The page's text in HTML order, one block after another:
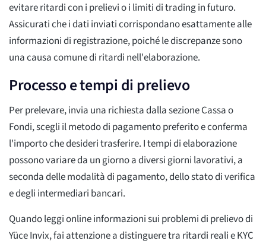
evitare ritardi con i prelievi o i limiti di trading in futuro.
Assicurati che i dati inviati corrispondano esattamente alle
informazioni di registrazione, poiché le discrepanze sono
una causa comune di ritardi nell'elaborazione.
Processo e tempi di prelievo
Per prelevare, invia una richiesta dalla sezione Cassa o
Fondi, scegli il metodo di pagamento preferito e conferma
l'importo che desideri trasferire. I tempi di elaborazione
possono variare da un giorno a diversi giorni lavorativi, a
seconda delle modalità di pagamento, dello stato di verifica
e degli intermediari bancari.
Quando leggi online informazioni sui problemi di prelievo di
Yüce Invix, fai attenzione a distinguere tra ritardi reali e KYC